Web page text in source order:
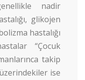
nadir
glikojen
hastalığı
“Çocuk
takip
ise